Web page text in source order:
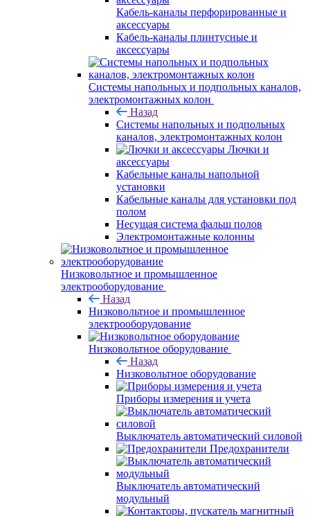
Кабель-каналы перфорированные и
аксессуары
Кабель-каналы плинтусные и
аксессуары
Системы напольных и подпольных каналов,
электромонтажных колон
Назад
Системы напольных и подпольных
каналов, электромонтажных колон
Лючки и
аксессуары
Кабельные каналы напольной
установки
Кабельные каналы для установки под
полом
Несущая система фальш полов
Электромонтажные колонны
Низковольтное и промышленное
электрооборудование
Назад
Низковольтное и промышленное
электрооборудование
Низковольтное оборудование
Назад
Низковольтное оборудование
Приборы измерения и учета
Выключатель автоматический силовой
Предохранители
Выключатель автоматический
модульный